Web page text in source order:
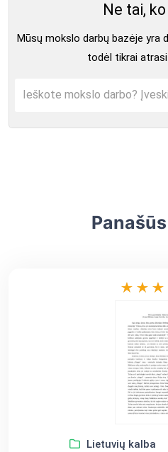
Ne tai,
Mūsų mokslo darbų bazėje yra
todėl tikrai
Lietuvių kalba